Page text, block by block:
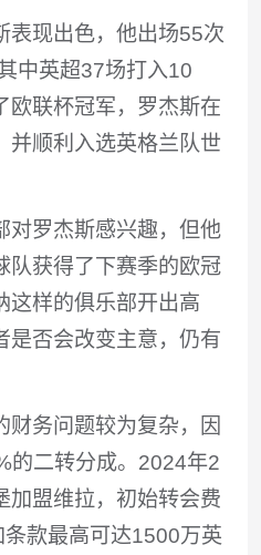
表现出色，他出场55次
中英超37场打入10
欧联杯冠军，罗杰斯在
并顺利入选英格兰队世
对罗杰斯感兴趣，但他
队获得了下赛季的欧冠
这样的俱乐部开出高
是否会改变主意，仍有
财务问题较为复杂，因
的二转分成。2024年2
加盟维拉，初始转会费
款最高可达1500万英